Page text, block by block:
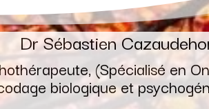
Dr Sébastien
(Spécialisé en
biologique et